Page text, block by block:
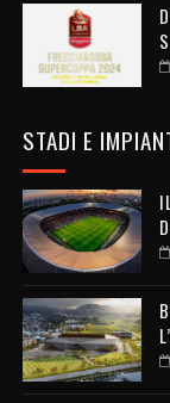
STADI E